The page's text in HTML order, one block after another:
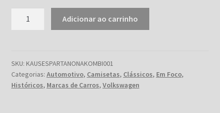
Adicionar ao carrinho
SKU: KAUSESPARTANONAKOMBI001
Categorias: Automotivo, Camisetas, Clássicos, Em Foco,
Históricos, Marcas de Carros, Volkswagen